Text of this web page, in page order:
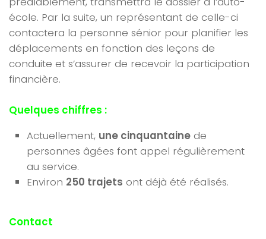
école. Par la suite, un représentant de celle-ci
contactera la personne sénior pour planifier les
déplacements en fonction des leçons de
conduite et s’assurer de recevoir la participation
financière.
Quelques chiffres :
Actuellement, une cinquantaine de
personnes âgées font appel régulièrement
au service.
Environ 250 trajets ont déjà été réalisés.
Contact